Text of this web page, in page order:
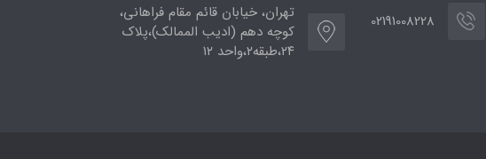
02191008228
تهران، خیابان قائم مقام فراهانی،
کوچه دهم (ادیب الممالک)،پلاک
۲۴،طبقه۲،واحد ۱۲